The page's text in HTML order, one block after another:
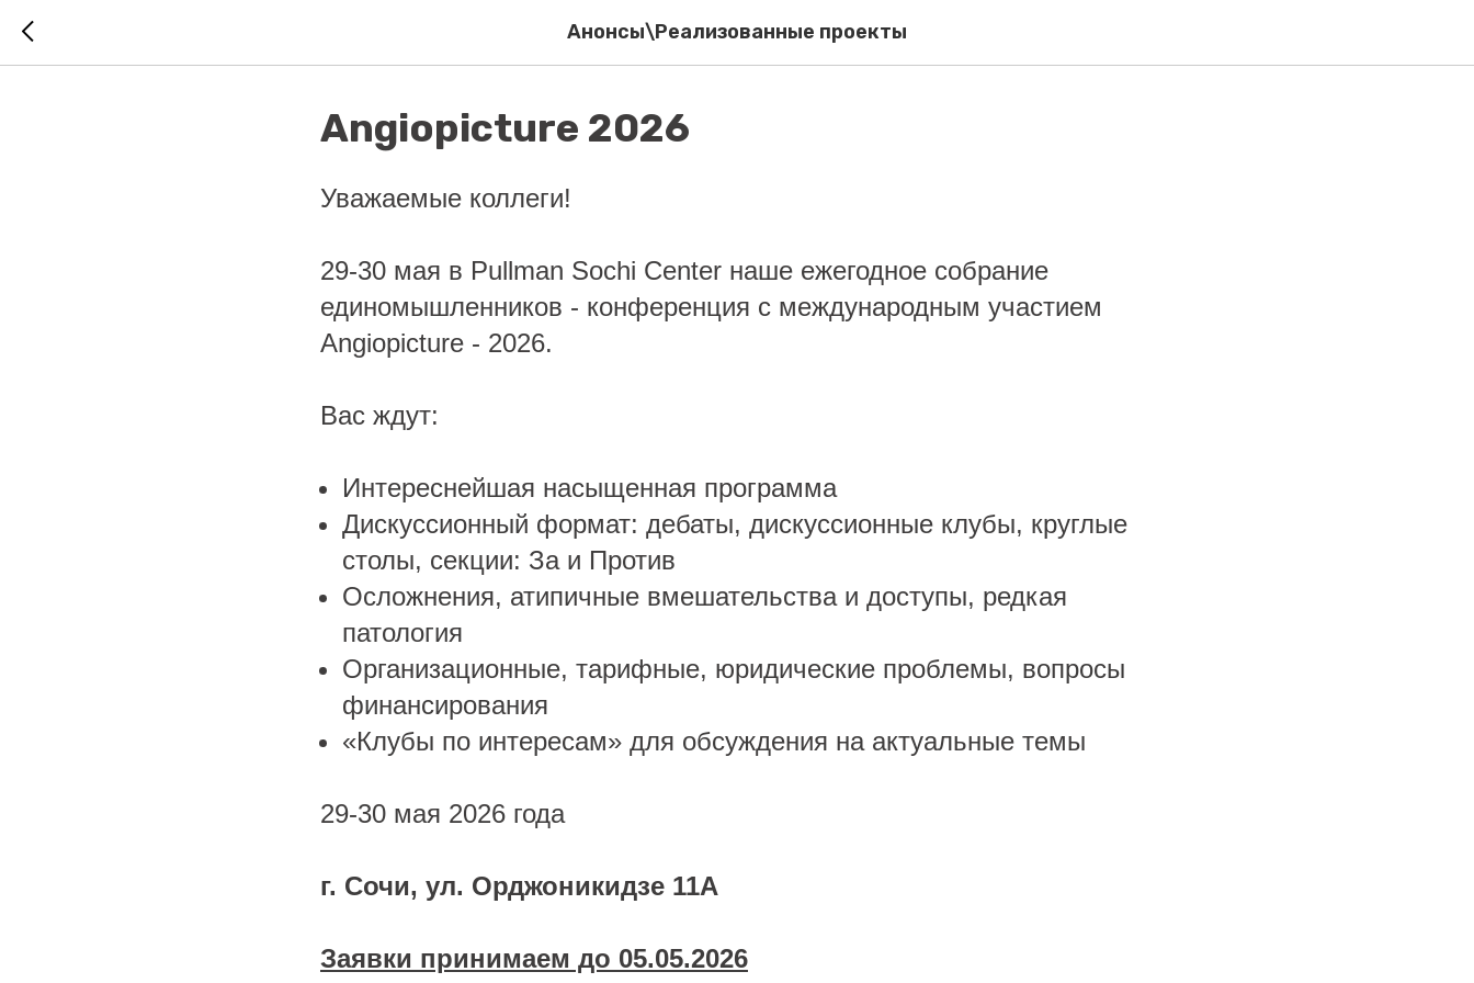
Анонсы\Реализованные проекты
Angiopicture 2026
Уважаемые коллеги!
29-30 мая в Pullman Sochi Center наше ежегодное собрание
единомышленников - конференция с международным участием
Angiopicture - 2026.
Вас ждут:
Интереснейшая насыщенная программа
Дискуссионный формат: дебаты, дискуссионные клубы, круглые
столы, секции: За и Против
Осложнения, атипичные вмешательства и доступы, редкая
патология
Организационные, тарифные, юридические проблемы, вопросы
финансирования
«Клубы по интересам» для обсуждения на актуальные темы
29-30 мая 2026 года
г. Сочи, ул. Орджоникидзе 11A
Заявки принимаем до 05.05.2026